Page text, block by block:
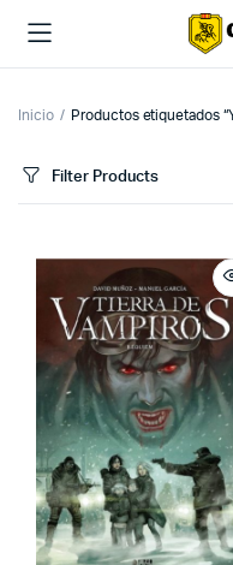
Inicio Productos etiquetados
Filter Products